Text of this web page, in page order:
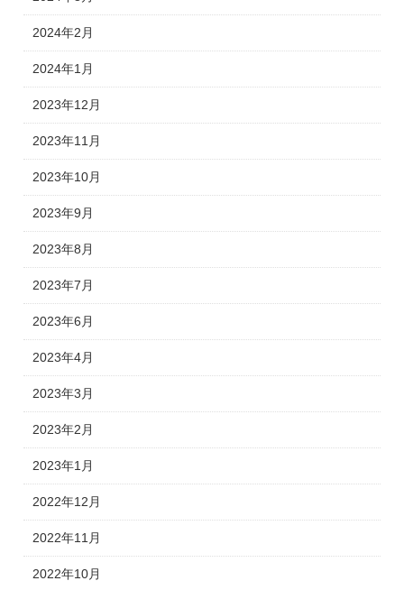
2024年2月
2024年1月
2023年12月
2023年11月
2023年10月
2023年9月
2023年8月
2023年7月
2023年6月
2023年4月
2023年3月
2023年2月
2023年1月
2022年12月
2022年11月
2022年10月